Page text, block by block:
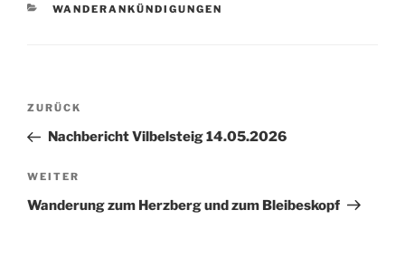
KATEGORIEN
WANDERANKÜNDIGUNGEN
Beitragsnavigation
Vorheriger
Beitrag
ZURÜCK
Nachbericht Vilbelsteig 14.05.2026
Nächster
Beitrag
WEITER
Wanderung zum Herzberg und zum Bleibeskopf